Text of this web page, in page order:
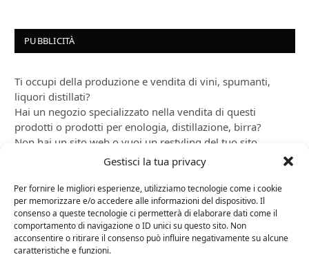
Gestisci la tua privacy
Per fornire le migliori esperienze, utilizziamo tecnologie come i cookie
per memorizzare e/o accedere alle informazioni del dispositivo. Il
consenso a queste tecnologie ci permetterà di elaborare dati come il
comportamento di navigazione o ID unici su questo sito. Non
acconsentire o ritirare il consenso può influire negativamente su alcune
caratteristiche e funzioni.
PUBBLICITÀ
Ti occupi della produzione e vendita di vini, spumanti,
liquori distillati?
Hai un negozio specializzato nella vendita di questi
prodotti o prodotti per enologia, distillazione, birra?
Non hai un sito web o vuoi un restyling del tuo sito
Sei interessato a comparire in queste pagine?
sarai ricontattato al più presto.